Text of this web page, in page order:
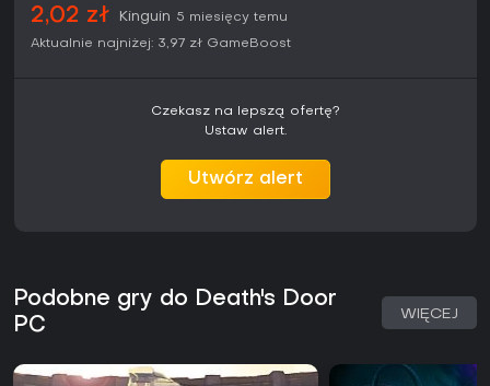
2,02 zł Kinguin 5 miesięcy temu
Aktualnie najniżej: 3,97 zł GameBoost
Czekasz na lepszą ofertę?
Ustaw alert.
Utwórz alert
Podobne gry do Death's Door
PC
WIĘCEJ